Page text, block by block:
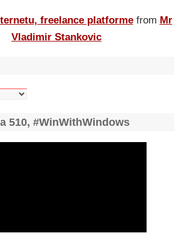
freelance platforme from Mr
Vladimir Stankovic
510, #WinWithWindows